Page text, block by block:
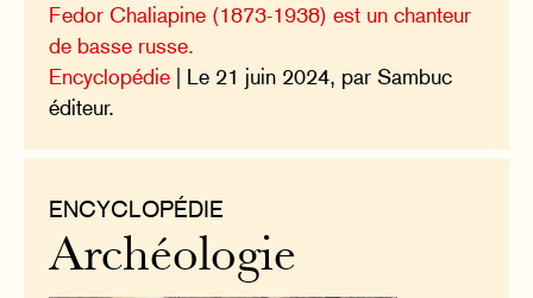
Fedor Chaliapine (1873-1938) est un chanteur
de basse russe.
Encyclopédie | Le 21 juin 2024, par Sambuc
éditeur.
ENCYCLOPÉDIE
Archéologie